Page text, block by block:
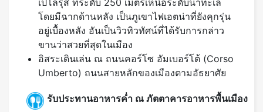
เปโลรุส ที่ระดับ 250 เมตรเหนือระดับน้ำทะเล
โดยมีฉากด้านหลัง เป็นภูเขาไฟเอตน่าที่ยังคุกรุ่น
อยู่เบื้องหลัง อันเป็นวิวทิวทัศน์ที่ได้รับการกล่าว
ขานว่าสวยที่สุดในเมือง
อิสระเดินเล่น ณ ถนนคอร์โซ อัมเบอร์โต้ (Corso
Umberto) ถนนสายหลักของเมืองตามอัธยาศัย
รับประทานอาหารค่ำ ณ ภัตตาคารอาหารพื้นเมือง